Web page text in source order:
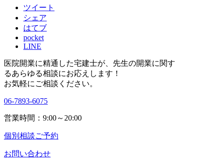
ツイート
シェア
はてブ
pocket
LINE
医院開業に精通した宅建士が、 先生の開業に関す
るあらゆる相談にお応えします！
お気軽にご相談ください。
06-7893-6075
営業時間：9:00～20:00
個別相談ご予約
お問い合わせ